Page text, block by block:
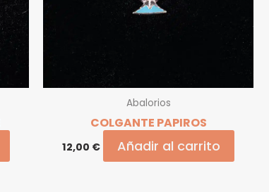
Abalorios
COLGANTE PAPIROS
12,00 € Añadir al carrito